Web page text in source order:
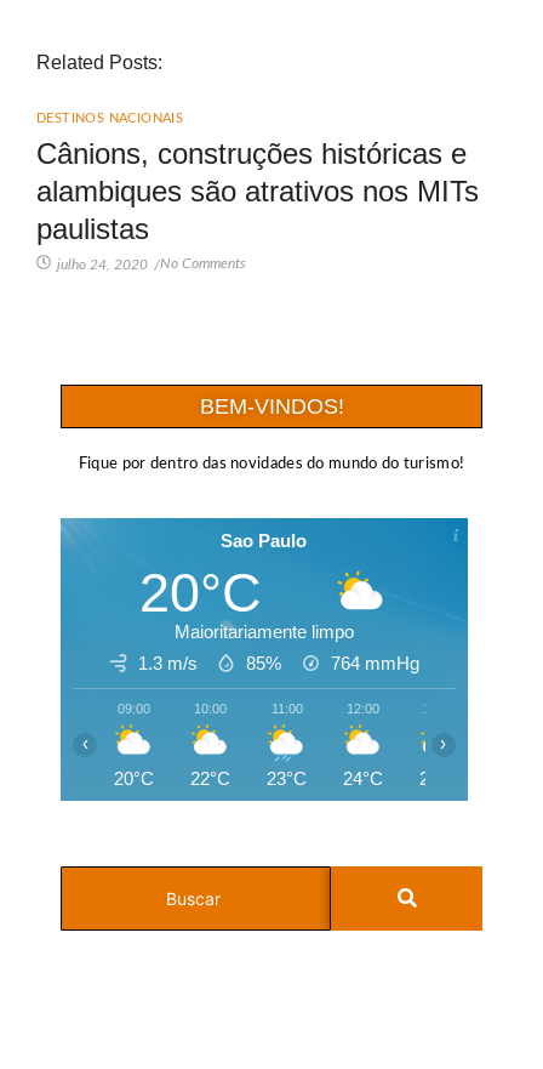
Related Posts:
DESTINOS NACIONAIS
Cânions, construções históricas e
alambiques são atrativos nos MITs
paulistas
julho 24, 2020 /No Comments
BEM-VINDOS!
Fique por dentro das novidades do mundo do turismo!
Sao Paulo
20°C
Maioritariamente limpo
1.3 m/s
85% 764 mmHg
09:00
20°C
10:00
22°C
11:00
23°C
12:00
24°C
13:00
25°C
‹ ›